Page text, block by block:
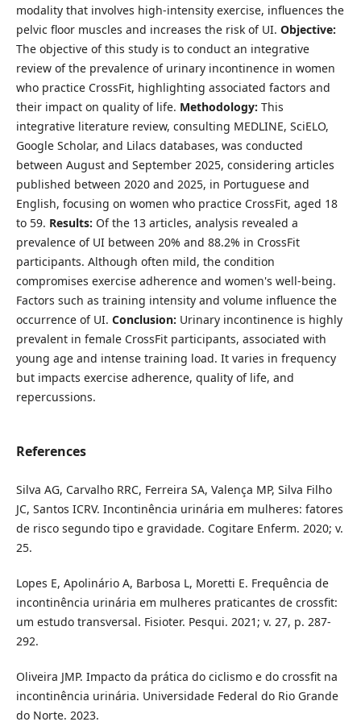
modality that involves high-intensity exercise, influences the
pelvic floor muscles and increases the risk of UI. Objective:
The objective of this study is to conduct an integrative
review of the prevalence of urinary incontinence in women
who practice CrossFit, highlighting associated factors and
their impact on quality of life. Methodology: This
integrative literature review, consulting MEDLINE, SciELO,
Google Scholar, and Lilacs databases, was conducted
between August and September 2025, considering articles
published between 2020 and 2025, in Portuguese and
English, focusing on women who practice CrossFit, aged 18
to 59. Results: Of the 13 articles, analysis revealed a
prevalence of UI between 20% and 88.2% in CrossFit
participants. Although often mild, the condition
compromises exercise adherence and women's well-being.
Factors such as training intensity and volume influence the
occurrence of UI. Conclusion: Urinary incontinence is highly
prevalent in female CrossFit participants, associated with
young age and intense training load. It varies in frequency
but impacts exercise adherence, quality of life, and
repercussions.
References
Silva AG, Carvalho RRC, Ferreira SA, Valença MP, Silva Filho
JC, Santos ICRV. Incontinência urinária em mulheres: fatores
de risco segundo tipo e gravidade. Cogitare Enferm. 2020; v.
25.
Lopes E, Apolinário A, Barbosa L, Moretti E. Frequência de
incontinência urinária em mulheres praticantes de crossfit:
um estudo transversal. Fisioter. Pesqui. 2021; v. 27, p. 287-
292.
Oliveira JMP. Impacto da prática do ciclismo e do crossfit na
incontinência urinária. Universidade Federal do Rio Grande
do Norte. 2023.